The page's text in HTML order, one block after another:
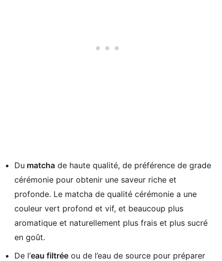
Du matcha de haute qualité, de préférence de grade
cérémonie pour obtenir une saveur riche et
profonde. Le matcha de qualité cérémonie a une
couleur vert profond et vif, et beaucoup plus
aromatique et naturellement plus frais et plus sucré
en goût.
De l’eau filtrée ou de l’eau de source pour préparer